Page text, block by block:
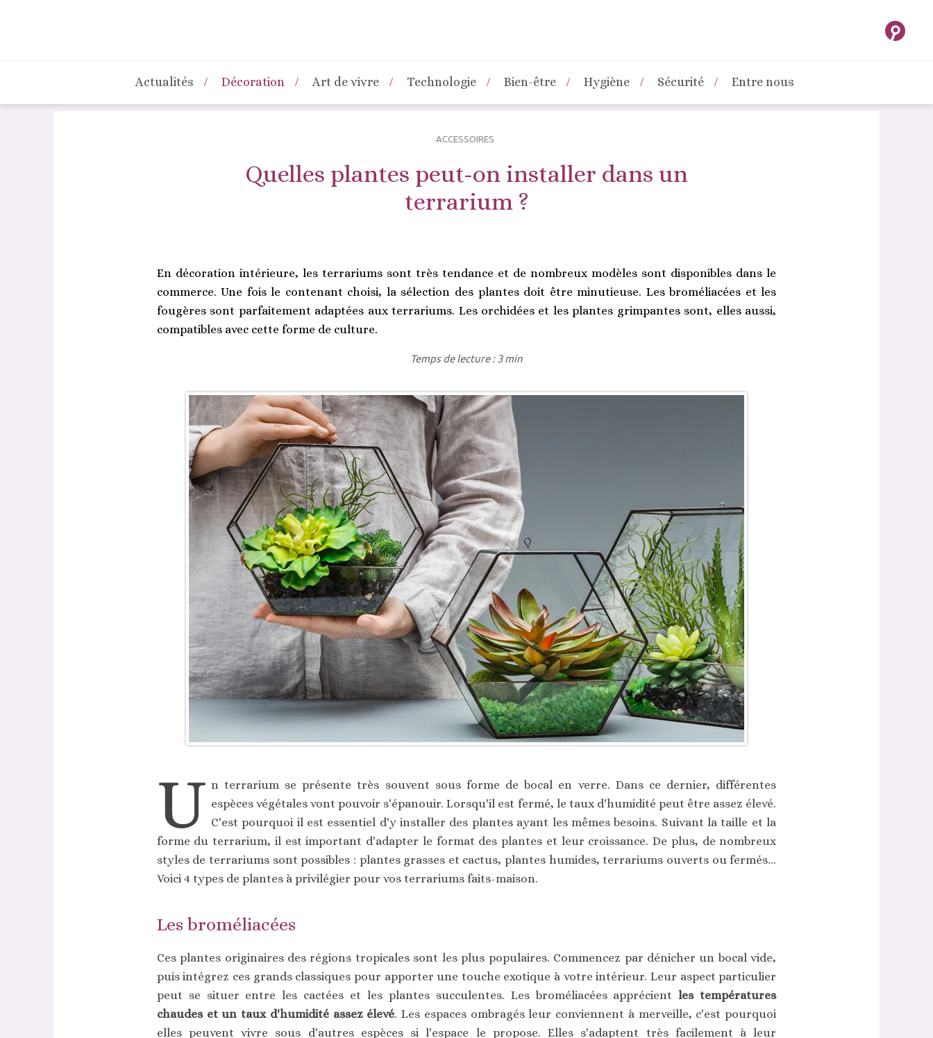
Actualités Décoration Art de vivre Technologie Bien-être Hygiène Sécurité Entre nous
ACCESSOIRES
Quelles plantes peut-on installer dans un
terrarium ?
En décoration intérieure, les terrariums sont très tendance et de nombreux modèles sont disponibles dans le
commerce. Une fois le contenant choisi, la sélection des plantes doit être minutieuse. Les broméliacées et les
fougères sont parfaitement adaptées aux terrariums. Les orchidées et les plantes grimpantes sont, elles aussi,
compatibles avec cette forme de culture.
Temps de lecture : 3 min
U n terrarium se présente très souvent sous forme de bocal en verre. Dans ce dernier, différentes
espèces végétales vont pouvoir s'épanouir. Lorsqu'il est fermé, le taux d'humidité peut être assez élevé.
C'est pourquoi il est essentiel d'y installer des plantes ayant les mêmes besoins. Suivant la taille et la
forme du terrarium, il est important d'adapter le format des plantes et leur croissance. De plus, de nombreux
styles de terrariums sont possibles : plantes grasses et cactus, plantes humides, terrariums ouverts ou fermés...
Voici 4 types de plantes à privilégier pour vos terrariums faits-maison.
Les broméliacées
Ces plantes originaires des régions tropicales sont les plus populaires. Commencez par dénicher un bocal vide,
puis intégrez ces grands classiques pour apporter une touche exotique à votre intérieur. Leur aspect particulier
peut se situer entre les cactées et les plantes succulentes. Les broméliacées apprécientles températures
chaudes et un taux d'humidité assez élevé. Les espaces ombragés leur conviennent à merveille, c'est pourquoi
elles peuvent vivre sous d'autres espèces si l'espace le propose. Elles s'adaptent très facilement à leur